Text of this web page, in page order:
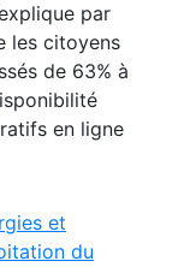
par
les citoyens
de 63% à
en ligne
et
du